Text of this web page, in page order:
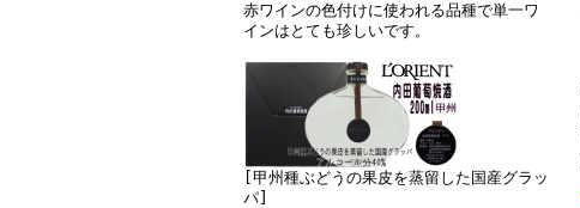
赤ワインの色付けに使われる品種で単一ワ
インはとても珍しいです。
[甲州種ぶどうの果皮を蒸留した国産グラッ
パ]